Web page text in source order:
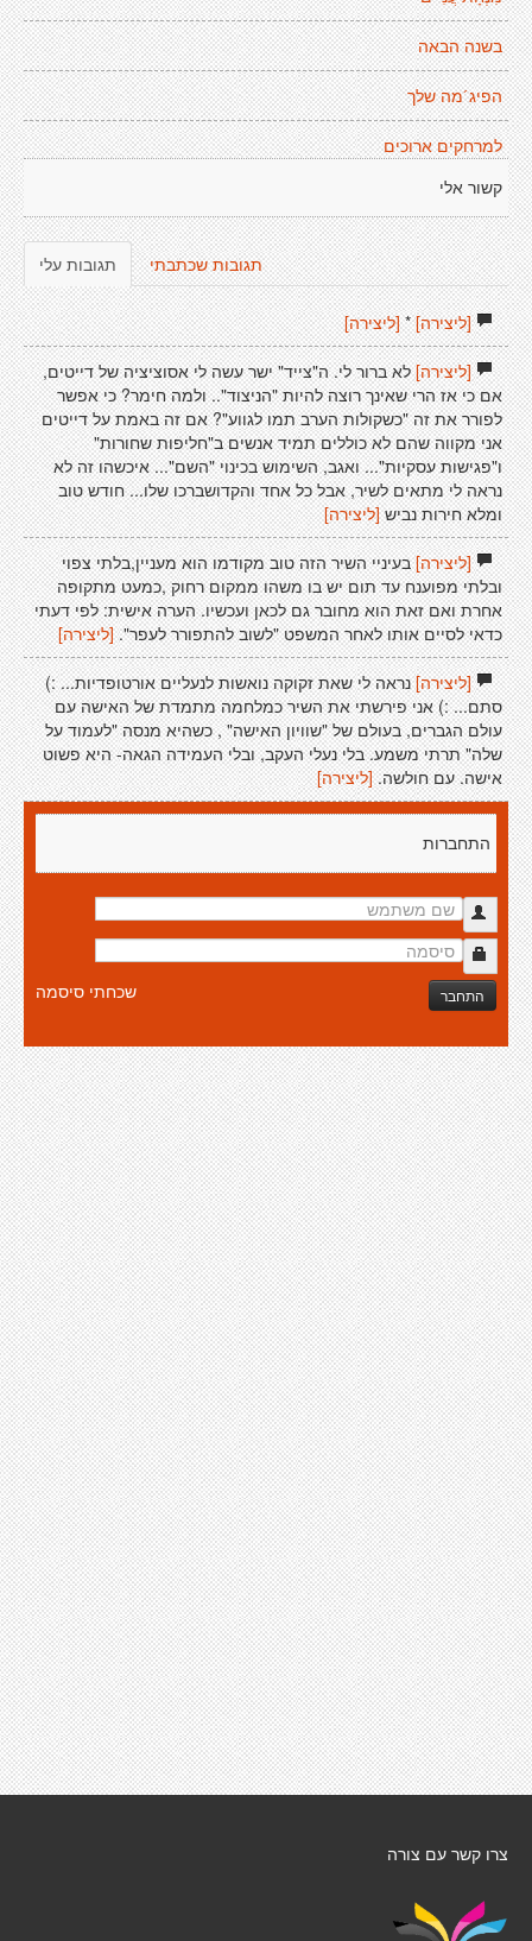
בשנה הבאה
הפיג´מה שלך
למרחקים ארוכים
קשור אלי
תגובות עלי תגובות שכתבתי
[ליצירה]* [ליצירה]
[ליצירה]לא ברור לי. ה"צייד" ישר עשה לי אסוציציה של דייטים,
אם כי אז הרי שאינך רוצה להיות "הניצוד".. ולמה חימר? כי אפשר
לפורר את זה "כשקולות הערב תמו לגווע"? אם זה באמת על דייטים
אני מקווה שהם לא כוללים תמיד אנשים ב"חליפות שחורות"
ו"פגישות עסקיות"... ואגב, השימוש בכינוי "השם"... איכשהו זה לא
נראה לי מתאים לשיר, אבל כל אחד והקדושברכו שלו... חודש טוב
ומלא חירות נביש[ליצירה]
[ליצירה]בעיניי השיר הזה טוב מקודמו הוא מעניין,בלתי צפוי
ובלתי מפוענח עד תום יש בו משהו ממקום רחוק ,כמעט מתקופה
אחרת ואם זאת הוא מחובר גם לכאן ועכשיו. הערה אישית: לפי דעתי
כדאי לסיים אותו לאחר המשפט "לשוב להתפורר לעפר". [ליצירה]
[ליצירה]נראה לי שאת זקוקה נואשות לנעליים אורטופדיות... :)
סתם... :) אני פירשתי את השיר כמלחמה מתמדת של האישה עם
עולם הגברים, בעולם של "שוויון האישה" , כשהיא מנסה "לעמוד על
שלה" תרתי משמע. בלי נעלי העקב, ובלי העמידה הגאה- היא פשוט
אישה. עם חולשה. [ליצירה]
התחברות
התחבר שכחתי סיסמה
צרו קשר עם צורה